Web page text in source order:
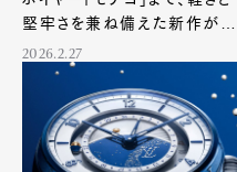
堅牢さを兼ね備えた新作が登
場！
2026.2.27